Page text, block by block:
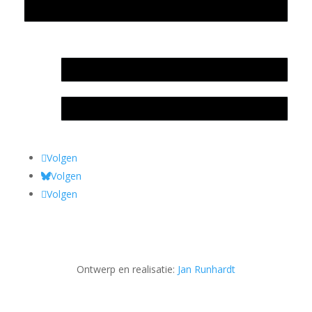
Volgen
Volgen
Volgen
Ontwerp en realisatie: Jan Runhardt